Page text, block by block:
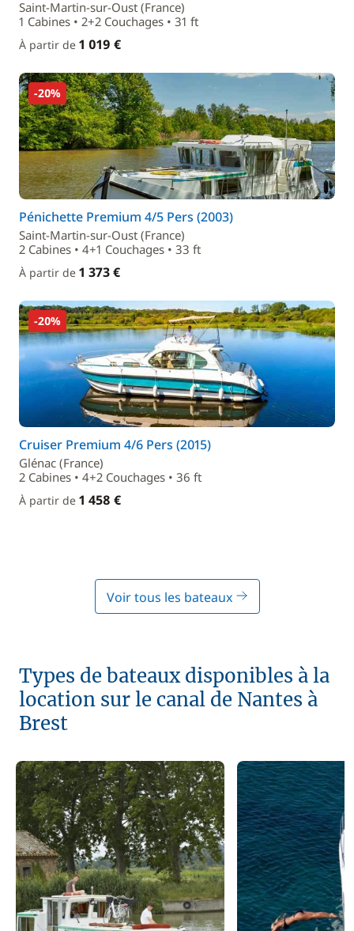
Saint-Martin-sur-Oust (France)
1 Cabines • 2+2 Couchages • 31 ft
À partir de 1 019 €
-20%
Pénichette Premium 4/5 Pers (2003)
Saint-Martin-sur-Oust (France)
2 Cabines • 4+1 Couchages • 33 ft
À partir de 1 373 €
-20%
Cruiser Premium 4/6 Pers (2015)
Glénac (France)
2 Cabines • 4+2 Couchages • 36 ft
À partir de 1 458 €
Voir tous les bateaux
Types de bateaux disponibles à la
location sur le canal de Nantes à
Brest